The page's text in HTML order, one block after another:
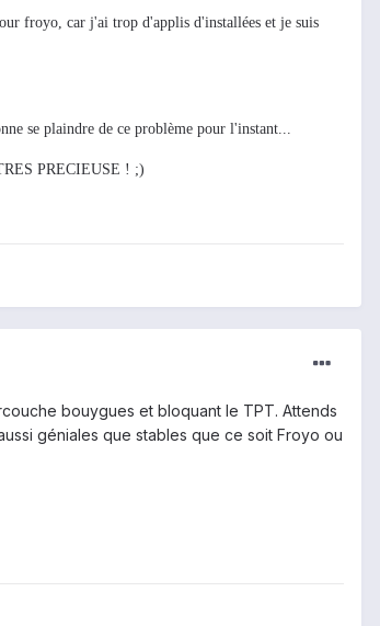
froyo, car j'ai trop d'applis d'installées et je suis
se plaindre de ce problème pour l'instant...
PRECIEUSE ! ;)
bouygues et bloquant le TPT. Attends
géniales que stables que ce soit Froyo ou